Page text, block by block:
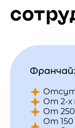
От 2-х
От
От 150